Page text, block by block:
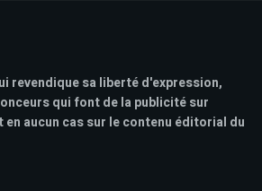
revendique sa liberté d'expression,
qui font de la publicité sur
aucun cas sur le contenu éditorial du